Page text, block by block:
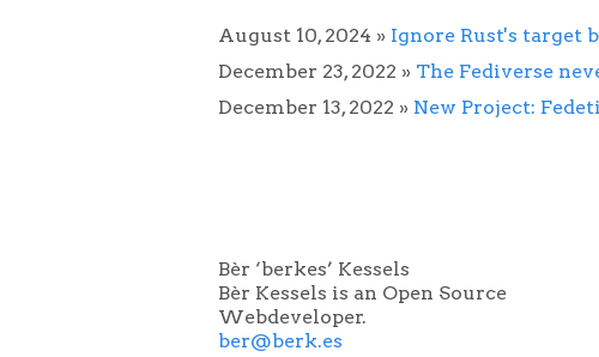
August 10, 2024 » Ignore Rust's target
December 23, 2022 » The Fediverse
December 13, 2022 » New Project:
Bèr ‘berkes’ Kessels
Bèr Kessels is an Open Source
Webdeveloper.
ber@berk.es